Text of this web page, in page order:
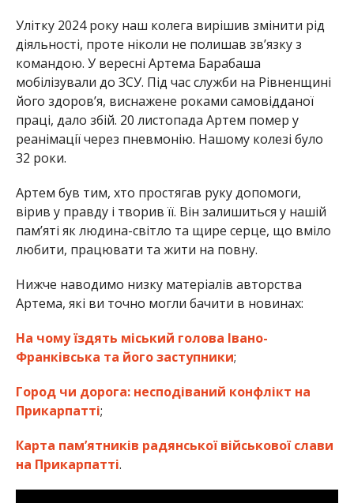
Улітку 2024 року наш колега вирішив змінити рід
діяльності, проте ніколи не полишав зв’язку з
командою. У вересні Артема Барабаша
мобілізували до ЗСУ. Під час служби на Рівненщині
його здоров’я, виснажене роками самовідданої
праці, дало збій. 20 листопада Артем помер у
реанімації через пневмонію. Нашому колезі було
32 роки.
Артем був тим, хто простягав руку допомоги,
вірив у правду і творив її. Він залишиться у нашій
пам’яті як людина-світло та щире серце, що вміло
любити, працювати та жити на повну.
Нижче наводимо низку матеріалів авторства
Артема, які ви точно могли бачити в новинах:
На чому їздять міський голова Івано-
Франківська та його заступники;
Город чи дорога: несподіваний конфлікт на
Прикарпатті;
Карта пам’ятників радянської військової слави
на Прикарпатті.